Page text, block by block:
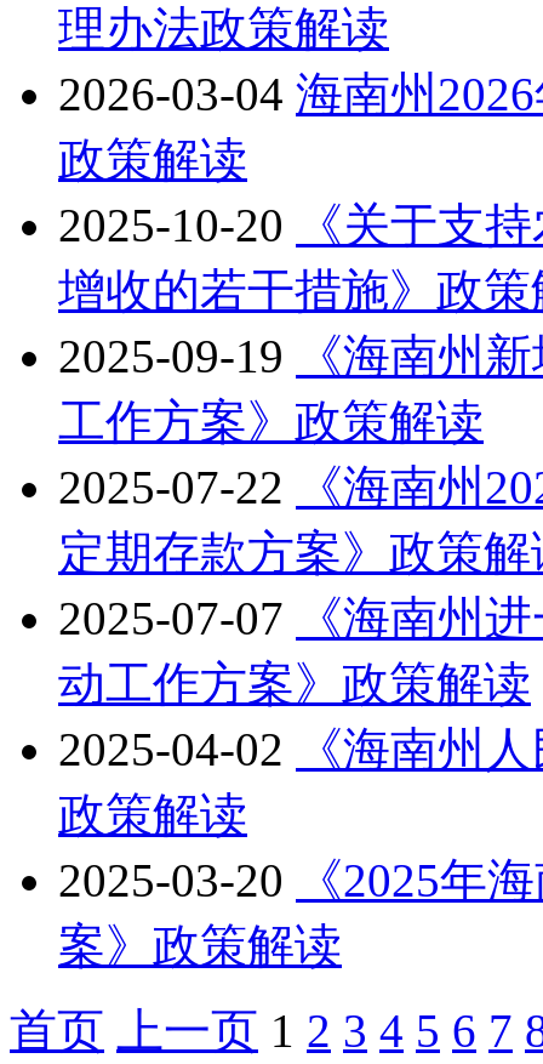
理办法政策解读
2026-03-04 海南州
政策解读
2025-10-20
《关于支
增收的若干措施》政策
2025-09-19
《海南州
工作方案》政策解读
2025-07-22
《海南州
定期存款方案》政策解
2025-07-07
《海南州
动工作方案》政策解读
2025-04-02
《海南州
政策解读
2025-03-20
《2025年
案》政策解读
首页
上一页 1 2 3 4 5 6 7